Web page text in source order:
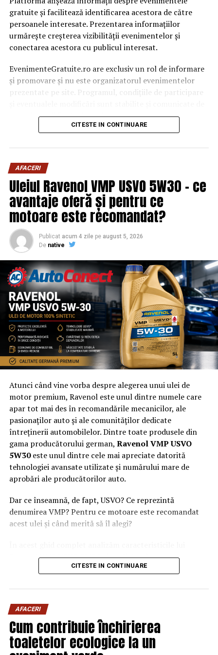
sfârșit-o ca un macho depresiv! Povestea neștiută a
celui pe care toți l-am citit |
gratuite și facilitează identificarea acestora de către
persoanele interesate. Prezentarea informațiilor
urmărește creșterea vizibilității evenimentelor și
conectarea acestora cu publicul interesat.
EvenimenteGratuite.ro are exclusiv un rol de informare
și promovare și nu este organizatorul evenimentelor
prezentate pe site. Programul, condițiile de participare
organizatorii fiecărui eveniment.
înainte de participare.
Organizatorii care doresc să crească vizibilitatea unui
eveniment cu acces gratuit pot solicita o ofertă de
promovare din partea echipei EvenimenteGratuite.ro.
Adresa de contact este salut@evenimentegratuite.ro
CITESTE IN CONTINUARE
AFACERI
Uleiul Ravenol VMP USVO 5W30 – ce
avantaje oferă și pentru ce
motoare este recomandat?
Publicat acum 4 zile pe august 5, 2026
De native
Atunci când vine vorba despre alegerea unui ulei de
motor premium, Ravenol este unul dintre numele care
apar tot mai des în recomandările mecanicilor, ale
pasionaților auto și ale comunităților dedicate
întreținerii automobilelor. Dintre toate produsele din
gama producătorului german, Ravenol VMP USVO
5W30este unul dintre cele mai apreciate datorită
tehnologiei avansate utilizate și numărului mare de
aprobări ale producătorilor auto.
Dar ce înseamnă, de fapt, USVO? Ce reprezintă
denumirea VMP? Pentru ce motoare este recomandat
acest ulei și când merită să îl alegi?
Ravenol VMP USVO 5W30 și explicăm de ce este
considerat unul dintre cele mai performante uleiuri de
Ravenol este un producător german de lubrifianți
fondat în anul 1946 și recunoscut la nivel internațional
pentru dezvoltarea deuleiuri de motor premium
CITESTE IN CONTINUARE
AFACERI
Cum contribuie închirierea
toaletelor ecologice la un